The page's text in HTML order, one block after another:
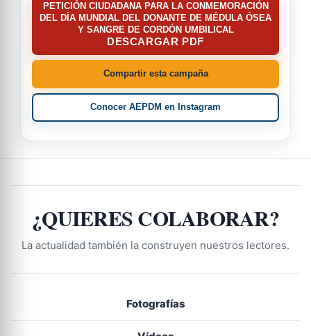
PETICIÓN CIUDADANA PARA LA CONMEMORACIÓN
DEL DÍA MUNDIAL DEL DONANTE DE MÉDULA ÓSEA
Y SANGRE DE CORDÓN UMBILICAL
DESCARGAR PDF
Compartir esta campaña
Conocer AEPDM en Instagram
¿QUIERES COLABORAR?
La actualidad también la construyen nuestros lectores.
Fotografías